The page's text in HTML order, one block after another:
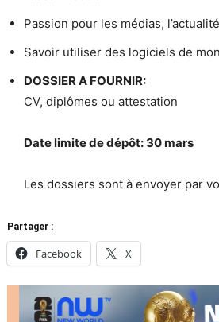
Passion pour les médias,
Savoir utiliser des logiciels de
DOSSIER A FOURNIR:
CV, diplômes ou attestation
Date limite de dépôt: 30 mars
Les dossiers sont à envoyer par
Partager :
Facebook X